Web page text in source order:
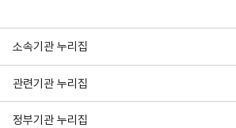
소속기관 누리집
관련기관 누리집
정부기관 누리집